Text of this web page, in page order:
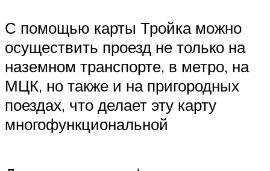
С помощью карты Тройка можно
осуществить проезд не только на
наземном транспорте, в метро, на
МЦК, но также и на пригородных
поездах, что делает эту карту
многофункциональной